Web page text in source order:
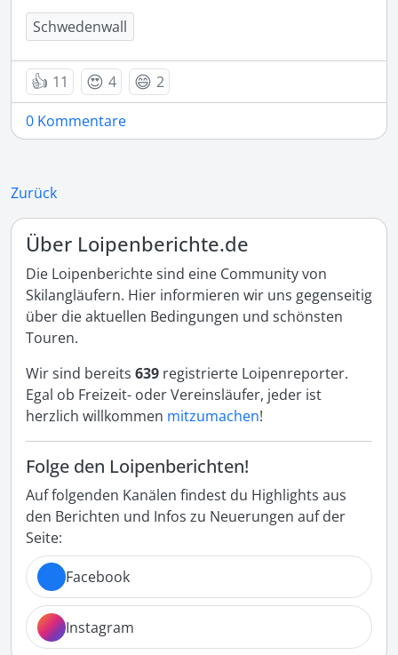
Schwedenwall
👍 11 😍 4 😄 2
0 Kommentare
Zurück
Über Loipenberichte.de
Die Loipenberichte sind eine Community von
Skilangläufern. Hier informieren wir uns gegenseitig
über die aktuellen Bedingungen und schönsten
Touren.
Wir sind bereits 639 registrierte Loipenreporter.
Egal ob Freizeit- oder Vereinsläufer, jeder ist
herzlich willkommen mitzumachen!
Folge den Loipenberichten!
Auf folgenden Kanälen findest du Highlights aus
den Berichten und Infos zu Neuerungen auf der
Seite:
Facebook
Instagram